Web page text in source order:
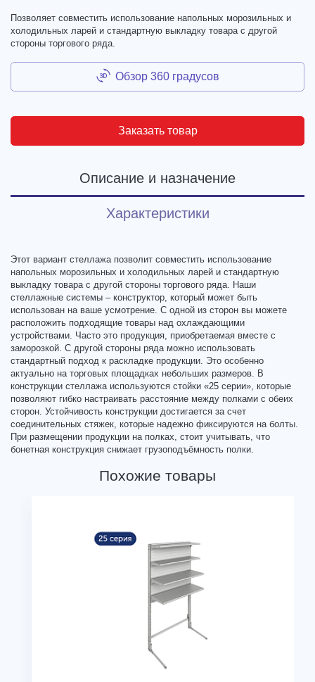
Позволяет совместить использование напольных морозильных и
холодильных ларей и стандартную выкладку товара с другой
стороны торгового ряда.
Обзор 360 градусов
Заказать товар
Описание и назначение
Характеристики
Этот вариант стеллажа позволит совместить использование
напольных морозильных и холодильных ларей и стандартную
выкладку товара с другой стороны торгового ряда. Наши
стеллажные системы – конструктор, который может быть
использован на ваше усмотрение. С одной из сторон вы можете
расположить подходящие товары над охлаждающими
устройствами. Часто это продукция, приобретаемая вместе с
заморозкой. С другой стороны ряда можно использовать
стандартный подход к раскладке продукции. Это особенно
актуально на торговых площадках небольших размеров. В
конструкции стеллажа используются стойки «25 серии», которые
позволяют гибко настраивать расстояние между полками с обеих
сторон. Устойчивость конструкции достигается за счет
соединительных стяжек, которые надежно фиксируются на болты.
При размещении продукции на полках, стоит учитывать, что
бонетная конструкция снижает грузоподъёмность полки.
Похожие товары